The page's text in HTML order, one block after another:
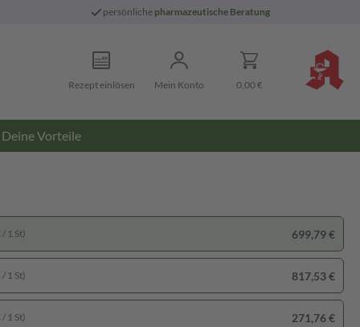
persönliche pharmazeutische Beratung
Rezept einlösen Mein Konto 0,00 €
Deine Vorteile
1 St) 699,79 €
1 St) 817,53 €
1 St) 271,76 €